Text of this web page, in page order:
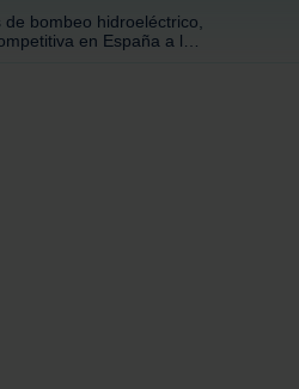
bombeo hidroeléctrico,
en España a la